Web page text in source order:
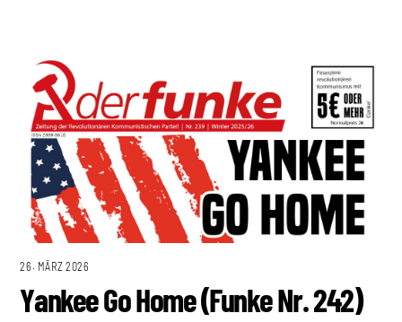
26. MÄRZ 2026
Yankee Go Home (Funke Nr. 242)